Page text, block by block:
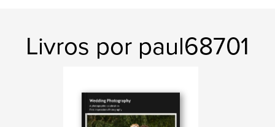
Livros por paul68701